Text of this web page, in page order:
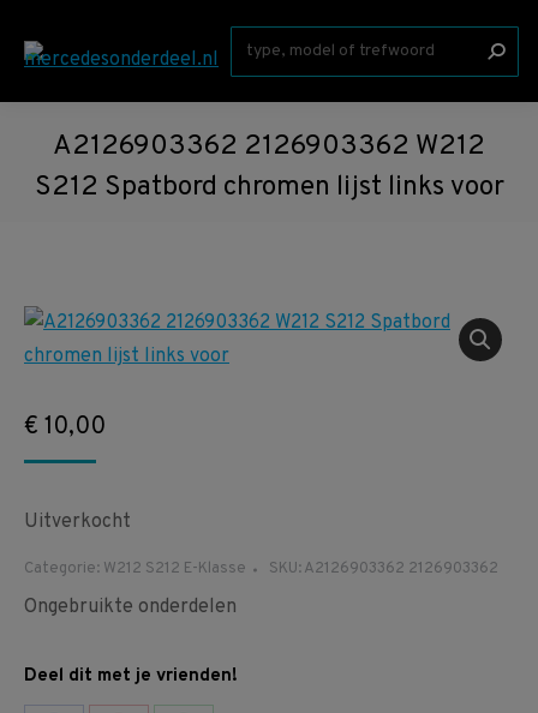
Zoeken:
A2126903362 2126903362 W212
S212 Spatbord chromen lijst links voor
€ 10,00
Uitverkocht
Categorie: W212 S212 E-Klasse SKU:A2126903362 2126903362
Ongebruikte onderdelen
Deel dit met je vrienden!